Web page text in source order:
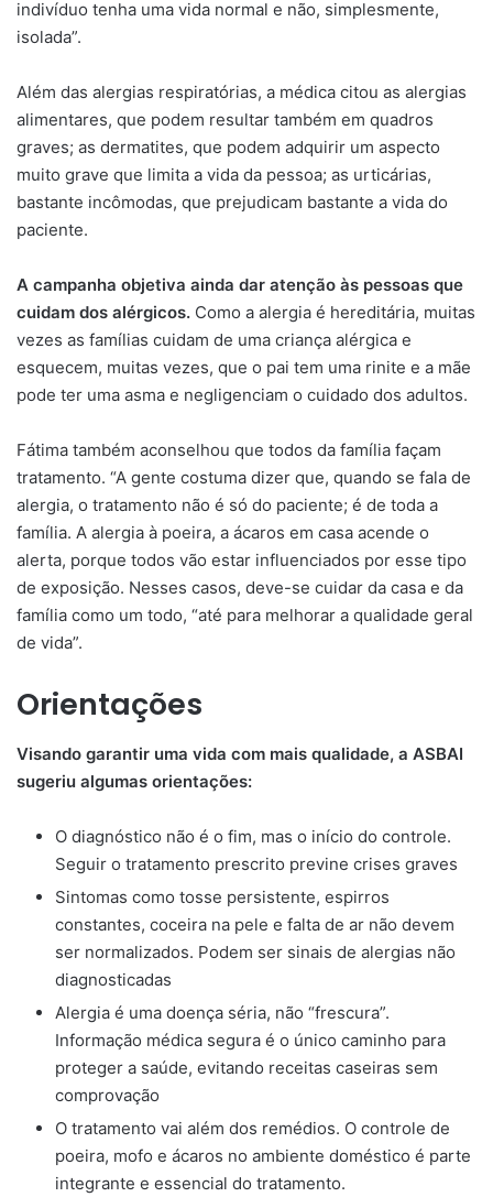
indivíduo tenha uma vida normal e não, simplesmente,
isolada”.
Além das alergias respiratórias, a médica citou as alergias
alimentares, que podem resultar também em quadros
graves; as dermatites, que podem adquirir um aspecto
muito grave que limita a vida da pessoa; as urticárias,
bastante incômodas, que prejudicam bastante a vida do
paciente.
A campanha objetiva ainda dar atenção às pessoas que
cuidam dos alérgicos. Como a alergia é hereditária, muitas
vezes as famílias cuidam de uma criança alérgica e
esquecem, muitas vezes, que o pai tem uma rinite e a mãe
pode ter uma asma e negligenciam o cuidado dos adultos.
Fátima também aconselhou que todos da família façam
tratamento. “A gente costuma dizer que, quando se fala de
alergia, o tratamento não é só do paciente; é de toda a
família. A alergia à poeira, a ácaros em casa acende o
alerta, porque todos vão estar influenciados por esse tipo
de exposição. Nesses casos, deve-se cuidar da casa e da
família como um todo, “até para melhorar a qualidade geral
de vida”.
Orientações
Visando garantir uma vida com mais qualidade, a ASBAI
sugeriu algumas orientações:
O diagnóstico não é o fim, mas o início do controle.
Seguir o tratamento prescrito previne crises graves
Sintomas como tosse persistente, espirros
constantes, coceira na pele e falta de ar não devem
ser normalizados. Podem ser sinais de alergias não
diagnosticadas
Alergia é uma doença séria, não “frescura”.
Informação médica segura é o único caminho para
proteger a saúde, evitando receitas caseiras sem
comprovação
O tratamento vai além dos remédios. O controle de
poeira, mofo e ácaros no ambiente doméstico é parte
integrante e essencial do tratamento.